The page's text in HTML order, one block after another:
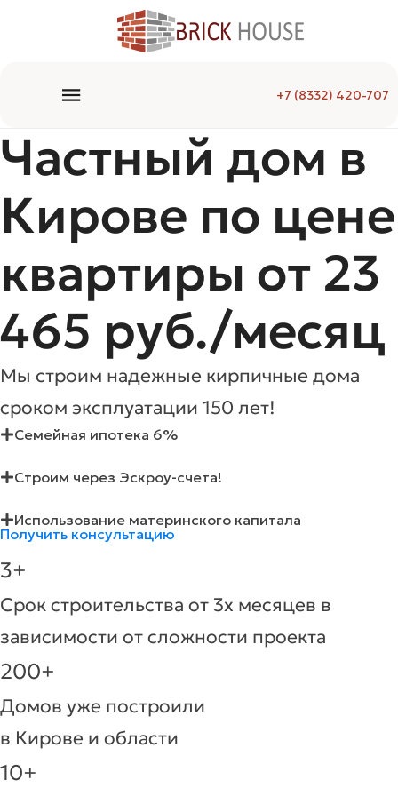
+7 (8332) 420-707
Частный дом в
Кирове по цене
квартиры от 23
465 руб./месяц
Мы строим надежные кирпичные дома
сроком эксплуатации 150 лет!
Семейная ипотека 6%
Строим через Эскроу-счета!
Использование материнского капитала
Получить консультацию
3+
Срок строительства от 3х месяцев в
зависимости от сложности проекта
200+
Домов уже построили
в Кирове и области
10+